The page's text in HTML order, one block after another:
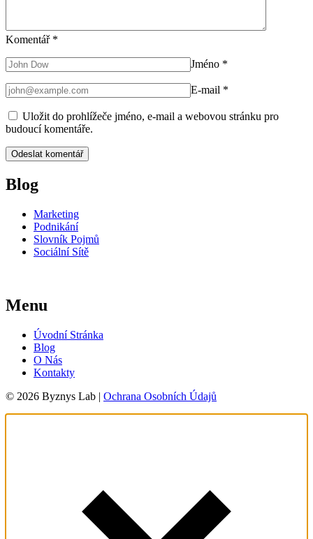
Komentář *
Jméno *
E-mail *
Uložit do prohlížeče jméno, e-mail a webovou stránku pro
budoucí komentáře.
Blog
Marketing
Podnikání
Slovník Pojmů
Sociální Sítě
Menu
Úvodní Stránka
Blog
O Nás
Kontakty
© 2026 Byznys Lab | Ochrana Osobních Údajů